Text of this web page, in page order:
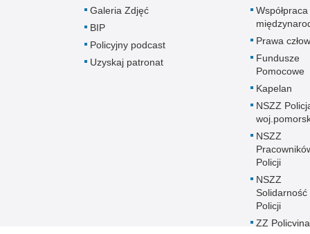
Galeria Zdjęć
BIP
Policyjny podcast
Uzyskaj patronat
Współpraca
Prawa
Fundusze
Pomocowe
Kapelan
NSZZ
NSZZ
Policji
NSZZ
Solidarność
Policji
ZZ Policyjna